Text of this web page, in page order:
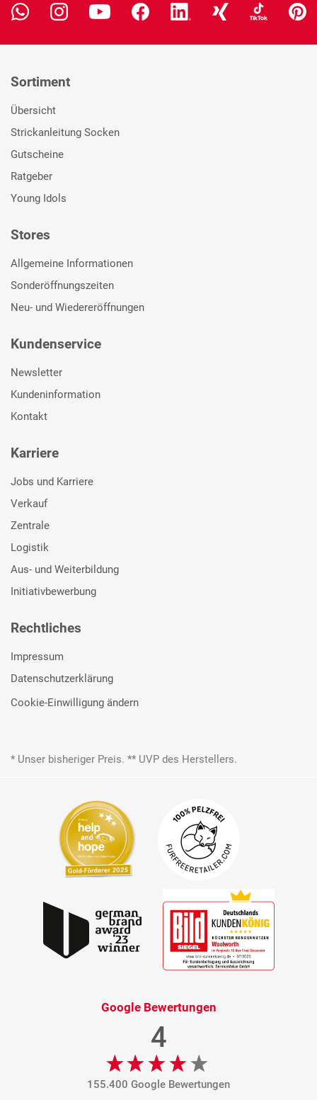
Sortiment
Übersicht
Strickanleitung Socken
Gutscheine
Ratgeber
Young Idols
Stores
Allgemeine Informationen
Sonderöffnungszeiten
Neu- und Wiedereröffnungen
Kundenservice
Newsletter
Kundeninformation
Kontakt
Karriere
Jobs und Karriere
Verkauf
Zentrale
Logistik
Aus- und Weiterbildung
Initiativbewerbung
Rechtliches
Impressum
Datenschutzerklärung
Cookie-Einwilligung ändern
* Unser bisheriger Preis. ** UVP des Herstellers.
Google Bewertungen
4
155.400 Google Bewertungen